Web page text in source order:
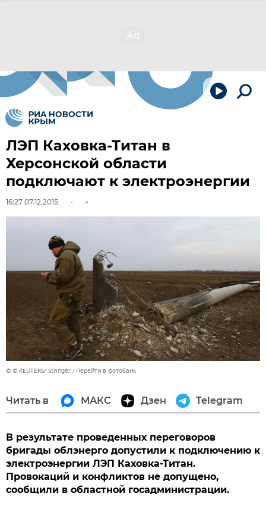
ЛЭП Каховка-Титан в
Херсонской области
подключают к электроэнергии
16:27 07.12.2015
© © REUTERS/ Stringer Перейти в фотобанк
Читать в МАКС Дзен Telegram
В результате проведенных переговоров
бригады облэнерго допустили к подключению к
электроэнергии ЛЭП Каховка-Титан.
Провокаций и конфликтов не допущено,
сообщили в областной госадминистрации.